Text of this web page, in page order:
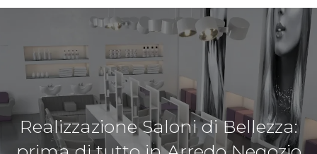
Realizzazione Saloni di Bellezza: